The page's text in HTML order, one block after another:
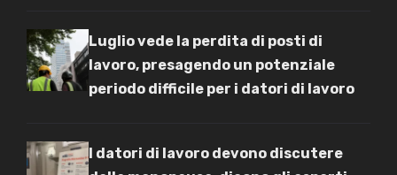
Luglio vede la perdita di posti di
lavoro, presagendo un potenziale
periodo difficile per i datori di lavoro
I datori di lavoro devono discutere